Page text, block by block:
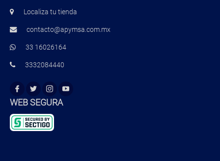
Localiza tu tienda
contacto@apymsa.com.mx
33 16026164
3332084440
WEB SEGURA